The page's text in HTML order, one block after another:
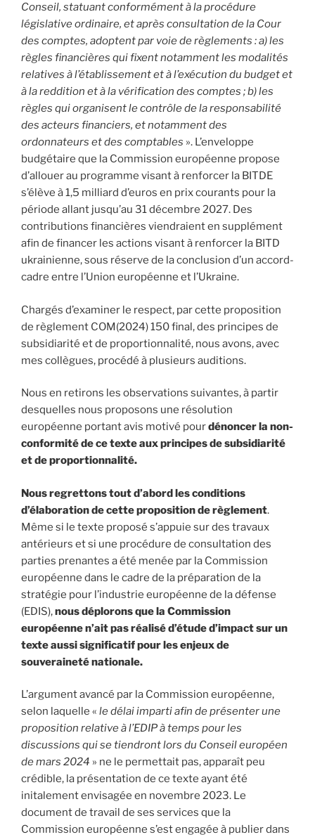
Conseil, statuant conformément à la procédure
législative ordinaire, et après consultation de la Cour
des comptes, adoptent par voie de règlements : a) les
règles financières qui fixent notamment les modalités
relatives à l’établissement et à l’exécution du budget et
à la reddition et à la vérification des comptes ; b) les
règles qui organisent le contrôle de la responsabilité
des acteurs financiers, et notamment des
ordonnateurs et des comptables ». L’enveloppe
budgétaire que la Commission européenne propose
d’allouer au programme visant à renforcer la BITDE
s’élève à 1,5 milliard d’euros en prix courants pour la
période allant jusqu’au 31 décembre 2027. Des
contributions financières viendraient en supplément
afin de financer les actions visant à renforcer la BITD
ukrainienne, sous réserve de la conclusion d’un accord-
cadre entre l’Union européenne et l’Ukraine.
Chargés d’examiner le respect, par cette proposition
de règlement COM(2024) 150 final, des principes de
subsidiarité et de proportionnalité, nous avons, avec
mes collègues, procédé à plusieurs auditions.
Nous en retirons les observations suivantes, à partir
desquelles nous proposons une résolution
européenne portant avis motivé pourdénoncer la non-
conformité de ce texte aux principes de subsidiarité
et de proportionnalité.
Nous regrettons tout d’abord les conditions
d’élaboration de cette proposition de règlement.
Même si le texte proposé s’appuie sur des travaux
antérieurs et si une procédure de consultation des
parties prenantes a été menée par la Commission
européenne dans le cadre de la préparation de la
stratégie pour l’industrie européenne de la défense
(EDIS),nous déplorons que la Commission
européenne n’ait pas réalisé d’étude d’impact sur un
texte aussi significatif pour les enjeux de
souveraineté nationale.
L’argument avancé par la Commission européenne,
selon laquelle « le délai imparti afin de présenter une
proposition relative à l’EDIP à temps pour les
discussions qui se tiendront lors du Conseil européen
de mars 2024 » ne le permettait pas, apparaît peu
crédible, la présentation de ce texte ayant été
initalement envisagée en novembre 2023. Le
document de travail de ses services que la
Commission européenne s’est engagée à publier dans